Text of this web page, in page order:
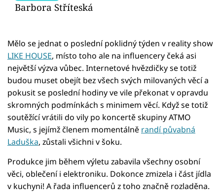
Barbora Stříteská
Mělo se jednat o poslední poklidný týden v reality show
LIKE HOUSE, místo toho ale na influencery čeká asi
největší výzva vůbec. Internetové hvězdičky se totiž
budou muset obejít bez všech svých milovaných věcí a
pokusit se poslední hodiny ve vile překonat v opravdu
skromných podmínkách s minimem věcí. Když se totiž
soutěžící vrátili do vily po koncertě skupiny ATMO
Music, s jejímž členem momentálně randí půvabná
Laduška, zůstali všichni v šoku.
Produkce jim během výletu zabavila všechny osobní
věci, oblečení i elektroniku. Dokonce zmizela i část jídla
v kuchyni! A řada influencerů z toho značně rozladěna.